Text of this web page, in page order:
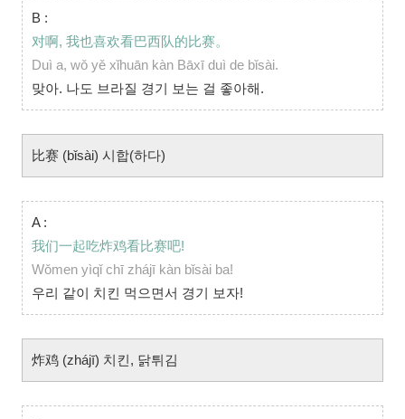
B :
对啊, 我也喜欢看巴西队的比赛。
Duì a, wǒ yě xǐhuān kàn Bāxī duì de bǐsài.
맞아. 나도 브라질 경기 보는 걸 좋아해.
比赛 (bǐsài) 시합(하다)
A :
我们一起吃炸鸡看比赛吧!
Wǒmen yìqǐ chī zhájī kàn bǐsài ba!
우리 같이 치킨 먹으면서 경기 보자!
炸鸡 (zhájī) 치킨, 닭튀김